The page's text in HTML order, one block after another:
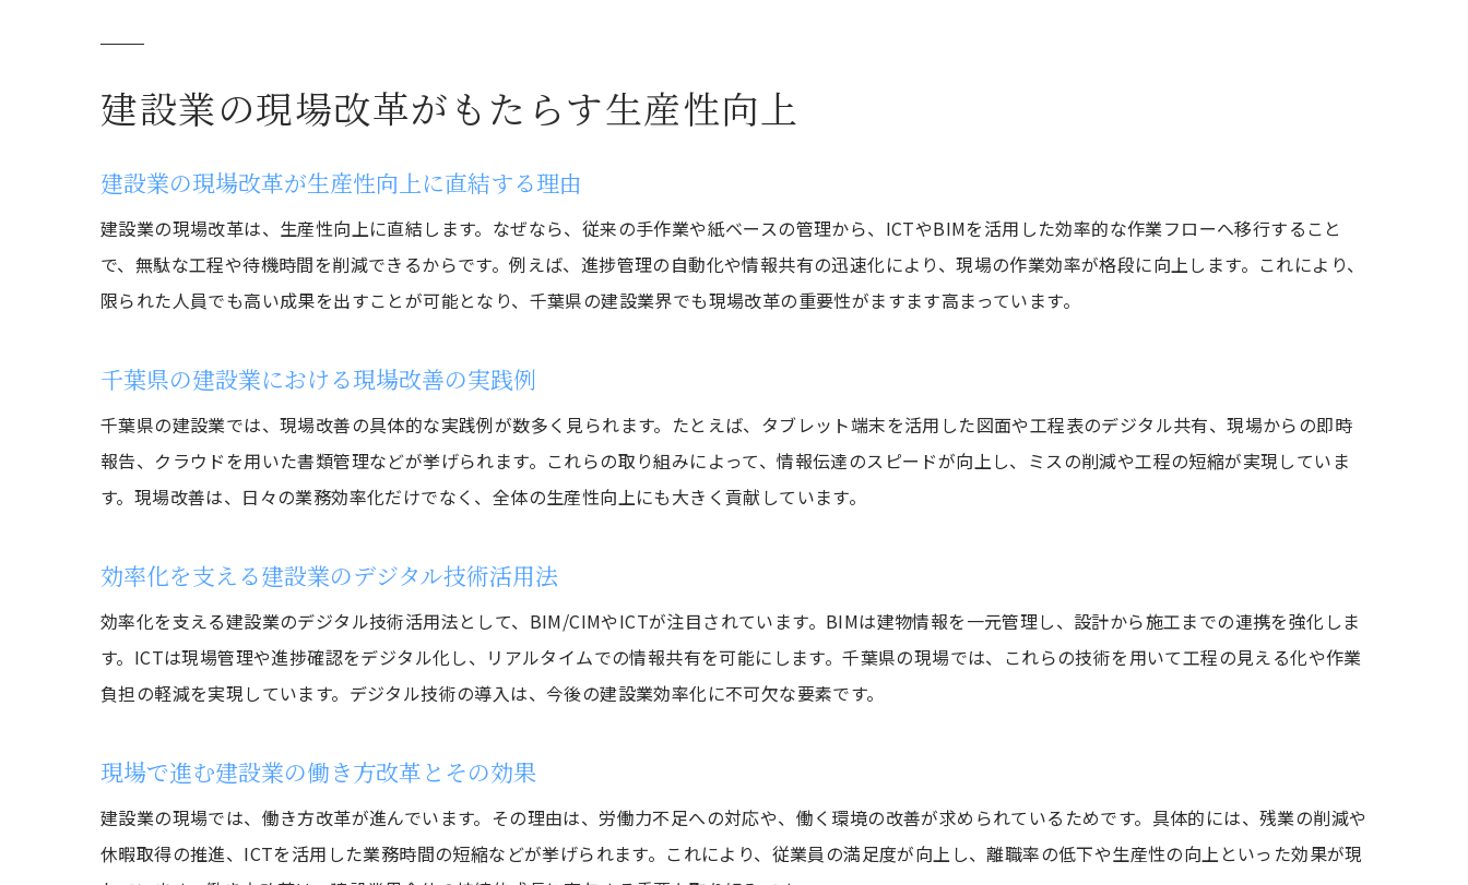
遠隔臨場が現場管理を変えるポイント
効率化を実現する遠隔臨場の運用ポイント
建設業の効率化が千葉県の未来を形作る理由
千葉県建設業界の実践策と今後の展望を解説
建設業の効率化に不可欠な実践的アプローチ
千葉県建設業界の進化を支える今後の課題
建設業の現場改革がもたらす生産性向上
建設業の現場改革が生産性向上に直結する理由
建設業の現場改革は、生産性向上に直結します。なぜなら、従来の手作業や紙ベースの管理から、ICTやBIMを活用した効率的な作業フローへ移行すること
で、無駄な工程や待機時間を削減できるからです。例えば、進捗管理の自動化や情報共有の迅速化により、現場の作業効率が格段に向上します。これにより、
限られた人員でも高い成果を出すことが可能となり、千葉県の建設業界でも現場改革の重要性がますます高まっています。
千葉県の建設業における現場改善の実践例
千葉県の建設業では、現場改善の具体的な実践例が数多く見られます。たとえば、タブレット端末を活用した図面や工程表のデジタル共有、現場からの即時
報告、クラウドを用いた書類管理などが挙げられます。これらの取り組みによって、情報伝達のスピードが向上し、ミスの削減や工程の短縮が実現していま
す。現場改善は、日々の業務効率化だけでなく、全体の生産性向上にも大きく貢献しています。
効率化を支える建設業のデジタル技術活用法
効率化を支える建設業のデジタル技術活用法として、BIM/CIMやICTが注目されています。BIMは建物情報を一元管理し、設計から施工までの連携を強化しま
す。ICTは現場管理や進捗確認をデジタル化し、リアルタイムでの情報共有を可能にします。千葉県の現場では、これらの技術を用いて工程の見える化や作業
負担の軽減を実現しています。デジタル技術の導入は、今後の建設業効率化に不可欠な要素です。
現場で進む建設業の働き方改革とその効果
建設業の現場では、働き方改革が進んでいます。その理由は、労働力不足への対応や、働く環境の改善が求められているためです。具体的には、残業の削減や
休暇取得の推進、ICTを活用した業務時間の短縮などが挙げられます。これにより、従業員の満足度が向上し、離職率の低下や生産性の向上といった効果が現